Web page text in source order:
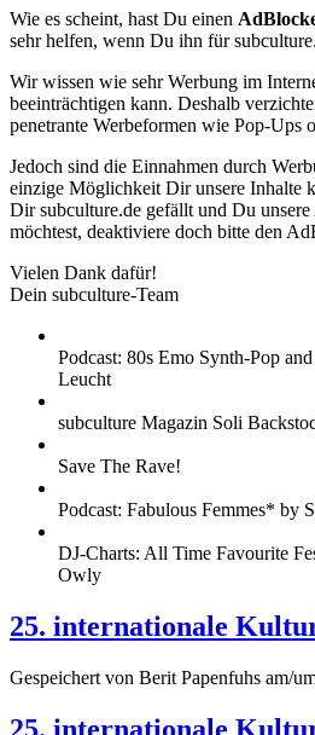
Wie es scheint, hast Du einen
sehr helfen, wenn Du ihn für
Wir wissen wie sehr Werbung im
beeinträchtigen kann. Deshalb
penetrante Werbeformen wie Pop-Ups
Jedoch sind die Einnahmen durch
einzige Möglichkeit Dir unsere Inhalte
Dir subculture.de gefällt und Du
möchtest, deaktiviere doch bitte den
Vielen Dank dafür!
Dein subculture-Team
Podcast: 80s Emo Synth-Pop
Leucht
subculture Magazin Soli
Save The Rave!
Podcast: Fabulous Femmes* by
DJ-Charts: All Time Favourite
Owly
25. internationale
Gespeichert von Berit Papenfuhs am/
25. internationale